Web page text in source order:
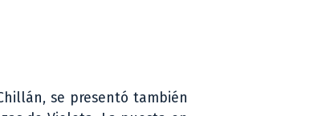
se presentó también